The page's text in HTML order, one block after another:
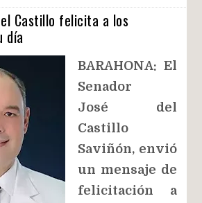
Castillo felicita a los
día
BARAHONA: El
Senador
José del
Castillo
Saviñón, envió
un mensaje de
felicitación a